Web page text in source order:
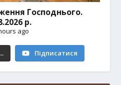
Господнього.
р.
ago
Підписатися